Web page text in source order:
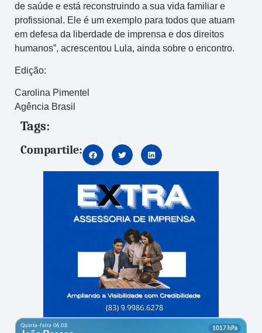
de saúde e está reconstruindo a sua vida familiar e
profissional. Ele é um exemplo para todos que atuam
em defesa da liberdade de imprensa e dos direitos
humanos”, acrescentou Lula, ainda sobre o encontro.
Edição:
Carolina Pimentel
Agência Brasil
Tags:
Compartile: